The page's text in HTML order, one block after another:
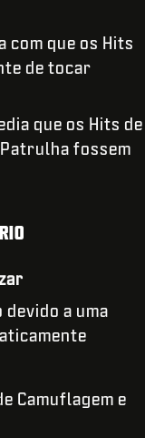
com que os Hits
de tocar
que os Hits de
fossem
a uma
Camuflagem e